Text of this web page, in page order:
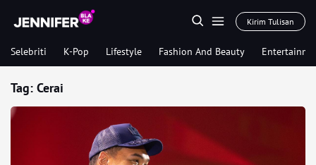
Kirim Tulisan
Selebriti K-Pop Lifestyle Fashion And Beauty
Tag: Cerai